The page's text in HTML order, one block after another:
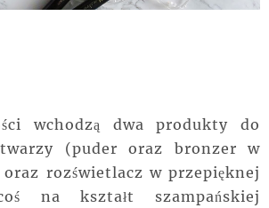
wchodzą dwa produkty do
(puder oraz bronzer w
rozświetlacz w przepięknej
na kształt szampańskiej